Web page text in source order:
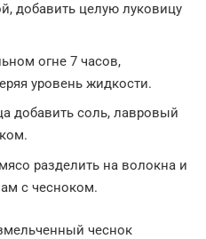
добавить целую луковицу
огне 7 часов,
уровень жидкости.
добавить соль, лавровый
разделить на волокна и
с чесноком.
чеснок